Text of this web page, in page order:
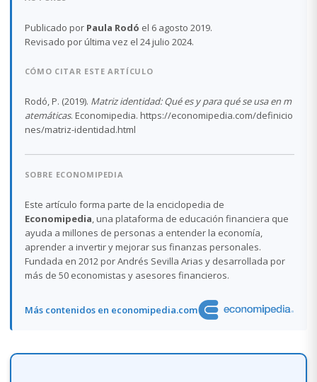
Publicado por Paula Rodó el 6 agosto 2019.
Revisado por última vez el 24 julio 2024.
CÓMO CITAR ESTE ARTÍCULO
Rodó, P. (2019). Matriz identidad: Qué es y para qué se usa en m
atemáticas. Economipedia. https://economipedia.com/definicio
nes/matriz-identidad.html
SOBRE ECONOMIPEDIA
Este artículo forma parte de la enciclopedia de
Economipedia, una plataforma de educación financiera que
ayuda a millones de personas a entender la economía,
aprender a invertir y mejorar sus finanzas personales.
Fundada en 2012 por Andrés Sevilla Arias y desarrollada por
más de 50 economistas y asesores financieros.
Más contenidos en economipedia.com